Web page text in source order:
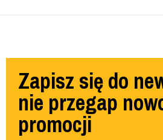
Zapisz się do
nie przegap
promocji